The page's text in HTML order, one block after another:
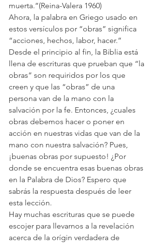
muerta.”(Reina-Valera 1960)
Ahora, la palabra en Griego usado en
estos versículos por “obras” significa
“acciones, hechos, labor, hacer.”
Desde el principio al fin, la Biblia está
llena de escrituras que prueban que “la
obras” son requiridos por los que
creen y que las “obras” de una
persona van de la mano con la
salvación por la fe. Entonces, ¿cuales
obras debemos hacer o poner en
acción en nuestras vidas que van de la
mano con nuestra salvación? Pues,
¡buenas obras por supuesto! ¿Por
donde se encuentra esas buenas obras
en la Palabra de Dios? Espero que
sabrás la respuesta después de leer
esta lección.
Hay muchas escrituras que se puede
escojer para llevarnos a la revelación
acerca de la orígin verdadera de